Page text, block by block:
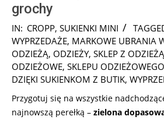
grochy
2025-
08-
31
IN: CROPP, SUKIENKI MINI
WYPRZEDAŻE, MARKOWE UBRANIA
ODZIEŻĄ, ODZIEŻY, SKLEP Z ODZIEŻĄ
ODZIEŻOWE, SKLEPU ODZIEŻOWEGO
DZIĘKI SUKIENKOM Z BUTIK,
Przygotuj się na wszystkie
najnowszą perełką – zielona